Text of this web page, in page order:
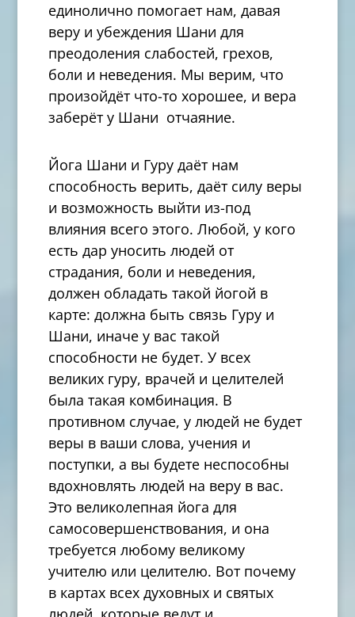
единолично помогает нам, давая
веру и убеждения Шани для
преодоления слабостей, грехов,
боли и неведения. Мы верим, что
произойдёт что-то хорошее, и вера
заберёт у Шани отчаяние.
Йога Шани и Гуру даёт нам
способность верить, даёт силу веры
и возможность выйти из-под
влияния всего этого. Любой, у кого
есть дар уносить людей от
страдания, боли и неведения,
должен обладать такой йогой в
карте: должна быть связь Гуру и
Шани, иначе у вас такой
способности не будет. У всех
великих гуру, врачей и целителей
была такая комбинация. В
противном случае, у людей не будет
веры в ваши слова, учения и
поступки, а вы будете неспособны
вдохновлять людей на веру в вас.
Это великолепная йога для
самосовершенствования, и она
требуется любому великому
учителю или целителю. Вот почему
в картах всех духовных и святых